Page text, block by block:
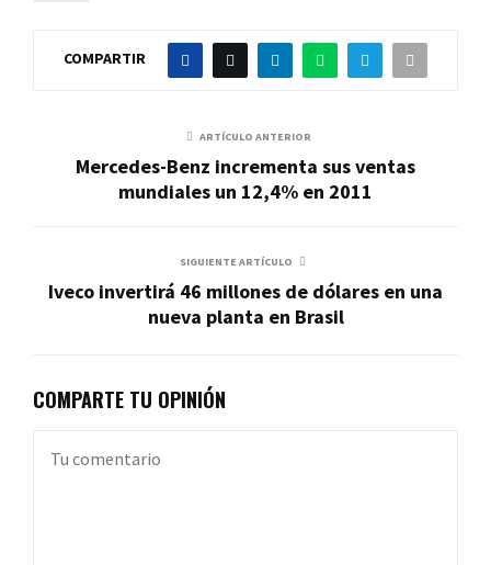
COMPARTIR
ARTÍCULO ANTERIOR
Mercedes-Benz incrementa sus ventas
mundiales un 12,4% en 2011
SIGUIENTE ARTÍCULO
Iveco invertirá 46 millones de dólares en una
nueva planta en Brasil
COMPARTE TU OPINIÓN